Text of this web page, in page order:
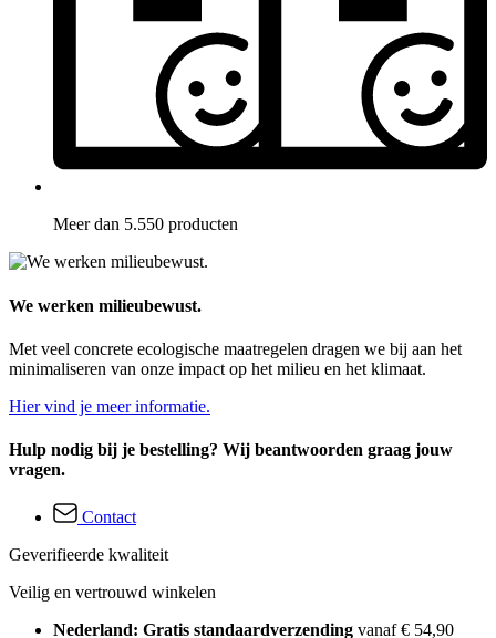
Meer dan 5.550 producten
We werken milieubewust.
Met veel concrete ecologische maatregelen dragen we bij aan het
minimaliseren van onze impact op het milieu en het klimaat.
Hier vind je meer informatie.
Hulp nodig bij je bestelling? Wij beantwoorden graag jouw
vragen.
Contact
Geverifieerde kwaliteit
Veilig en vertrouwd winkelen
Nederland: Gratis standaardverzending vanaf € 54,90